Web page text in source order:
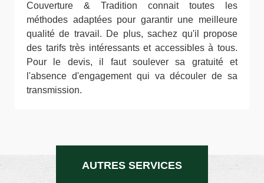
Couverture & Tradition connait toutes les
méthodes adaptées pour garantir une meilleure
qualité de travail. De plus, sachez qu'il propose
des tarifs très intéressants et accessibles à tous.
Pour le devis, il faut soulever sa gratuité et
l'absence d'engagement qui va découler de sa
transmission.
AUTRES SERVICES